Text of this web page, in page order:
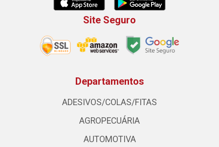
Site Seguro
Departamentos
ADESIVOS/COLAS/FITAS
AGROPECUÁRIA
AUTOMOTIVA